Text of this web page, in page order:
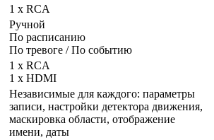
1 x RCA
Ручной
По расписанию
По тревоге / По событию
1 x RCA
1 x HDMI
Независимые для каждого: параметры
записи, настройки детектора движения,
маскировка области, отображение
имени, даты